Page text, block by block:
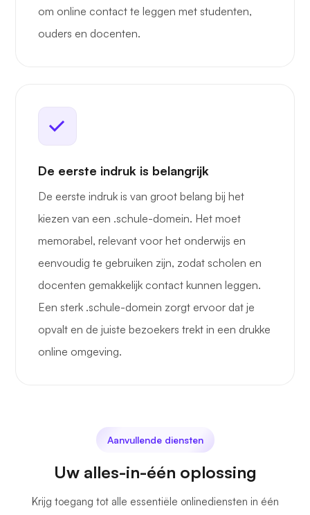
om online contact te leggen met studenten,
ouders en docenten.
De eerste indruk is belangrijk
De eerste indruk is van groot belang bij het
kiezen van een .schule-domein. Het moet
memorabel, relevant voor het onderwijs en
eenvoudig te gebruiken zijn, zodat scholen en
docenten gemakkelijk contact kunnen leggen.
Een sterk .schule-domein zorgt ervoor dat je
opvalt en de juiste bezoekers trekt in een drukke
online omgeving.
Aanvullende diensten
Uw alles-in-één oplossing
Krijg toegang tot alle essentiële onlinediensten in één